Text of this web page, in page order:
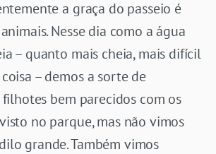
a graça do passeio é
Nesse dia como a água
– quanto mais cheia, mais difícil
– demos a sorte de
bem parecidos com os
no parque, mas não vimos
grande. Também vimos